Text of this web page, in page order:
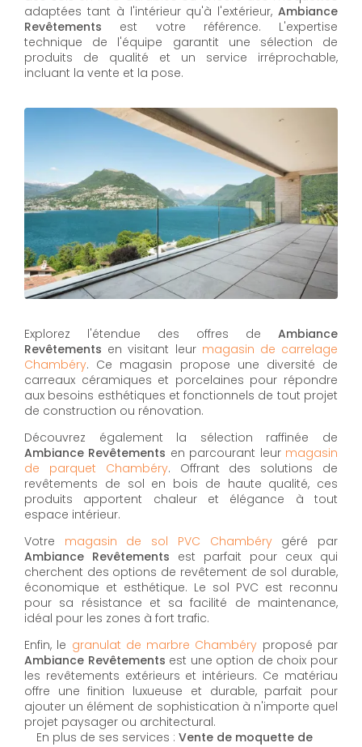
adaptées tant à l'intérieur qu'à l'extérieur, Ambiance
Revêtements est votre référence. L'expertise
technique de l'équipe garantit une sélection de
produits de qualité et un service irréprochable,
incluant la vente et la pose.
Explorez l'étendue des offres de Ambiance
Revêtements en visitant leur magasin de carrelage
Chambéry. Ce magasin propose une diversité de
carreaux céramiques et porcelaines pour répondre
aux besoins esthétiques et fonctionnels de tout projet
de construction ou rénovation.
Découvrez également la sélection raffinée de
Ambiance Revêtements en parcourant leur magasin
de parquet Chambéry. Offrant des solutions de
revêtements de sol en bois de haute qualité, ces
produits apportent chaleur et élégance à tout
espace intérieur.
Votre magasin de sol PVC Chambérygéré par
Ambiance Revêtements est parfait pour ceux qui
cherchent des options de revêtement de sol durable,
économique et esthétique. Le sol PVC est reconnu
pour sa résistance et sa facilité de maintenance,
idéal pour les zones à fort trafic.
Enfin, le granulat de marbre Chambéry proposé par
Ambiance Revêtements est une option de choix pour
les revêtements extérieurs et intérieurs. Ce matériau
offre une finition luxueuse et durable, parfait pour
ajouter un élément de sophistication à n'importe quel
projet paysager ou architectural.
En plus de ses services : Vente de moquette de